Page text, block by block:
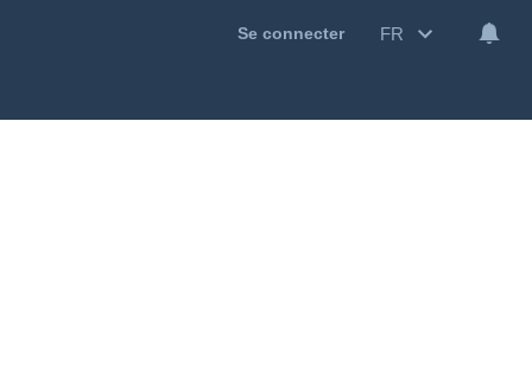
Se connecter FR